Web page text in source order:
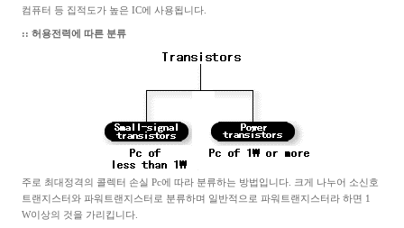
컴퓨터 등 집적도가 높은 IC에 사용됩니다.
:: 허용전력에 따른 분류
주로 최대정격의 콜렉터 손실 Pc에 따라 분류하는 방법입니다. 크게 나누어 소신호
트랜지스터와 파워트랜지스터로 분류하며 일반적으로 파워트랜지스터라 하면 1
W이상의 것을 가리킵니다.